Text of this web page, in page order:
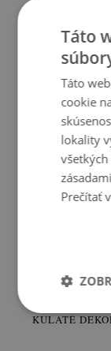
KULATÉ
Táto
Táto
cookie
lokality
Prečítať